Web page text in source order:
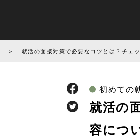
就活の面接対策で必要なコツとは？チェ
初めての
就活の
容につ